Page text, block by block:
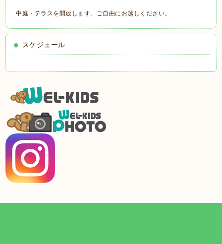
中庭・テラスを開放します。ご自由にお越しください。
スケジュール